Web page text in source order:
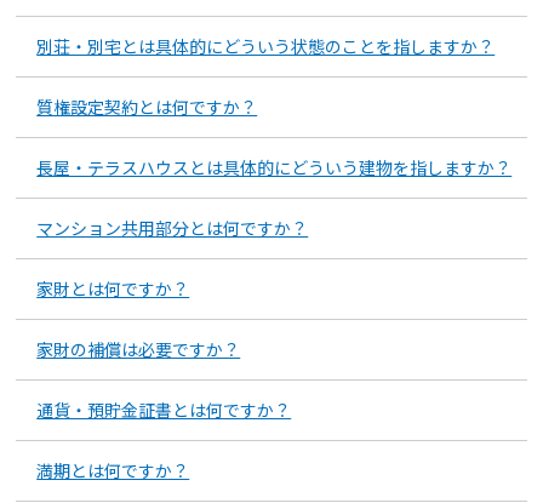
別荘・別宅とは具体的にどういう状態のことを指しますか？
質権設定契約とは何ですか？
長屋・テラスハウスとは具体的にどういう建物を指しますか？
マンション共用部分とは何ですか？
家財とは何ですか？
家財の補償は必要ですか？
通貨・預貯金証書とは何ですか？
満期とは何ですか？